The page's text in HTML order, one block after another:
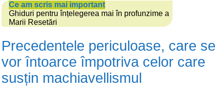
Ce am scris mai important
Ghiduri pentru înțelegerea mai în profunzime a
Marii Resetări
Precedentele periculoase, care se
vor întoarce împotriva celor care
susțin machiavellismul